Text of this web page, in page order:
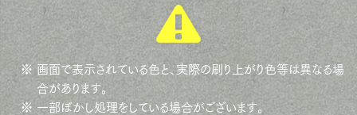
※ 画面で表示されている色と、実際の刷り上がり色等は異なる場
合があります。
※ 一部ぼかし処理をしている場合がございます。